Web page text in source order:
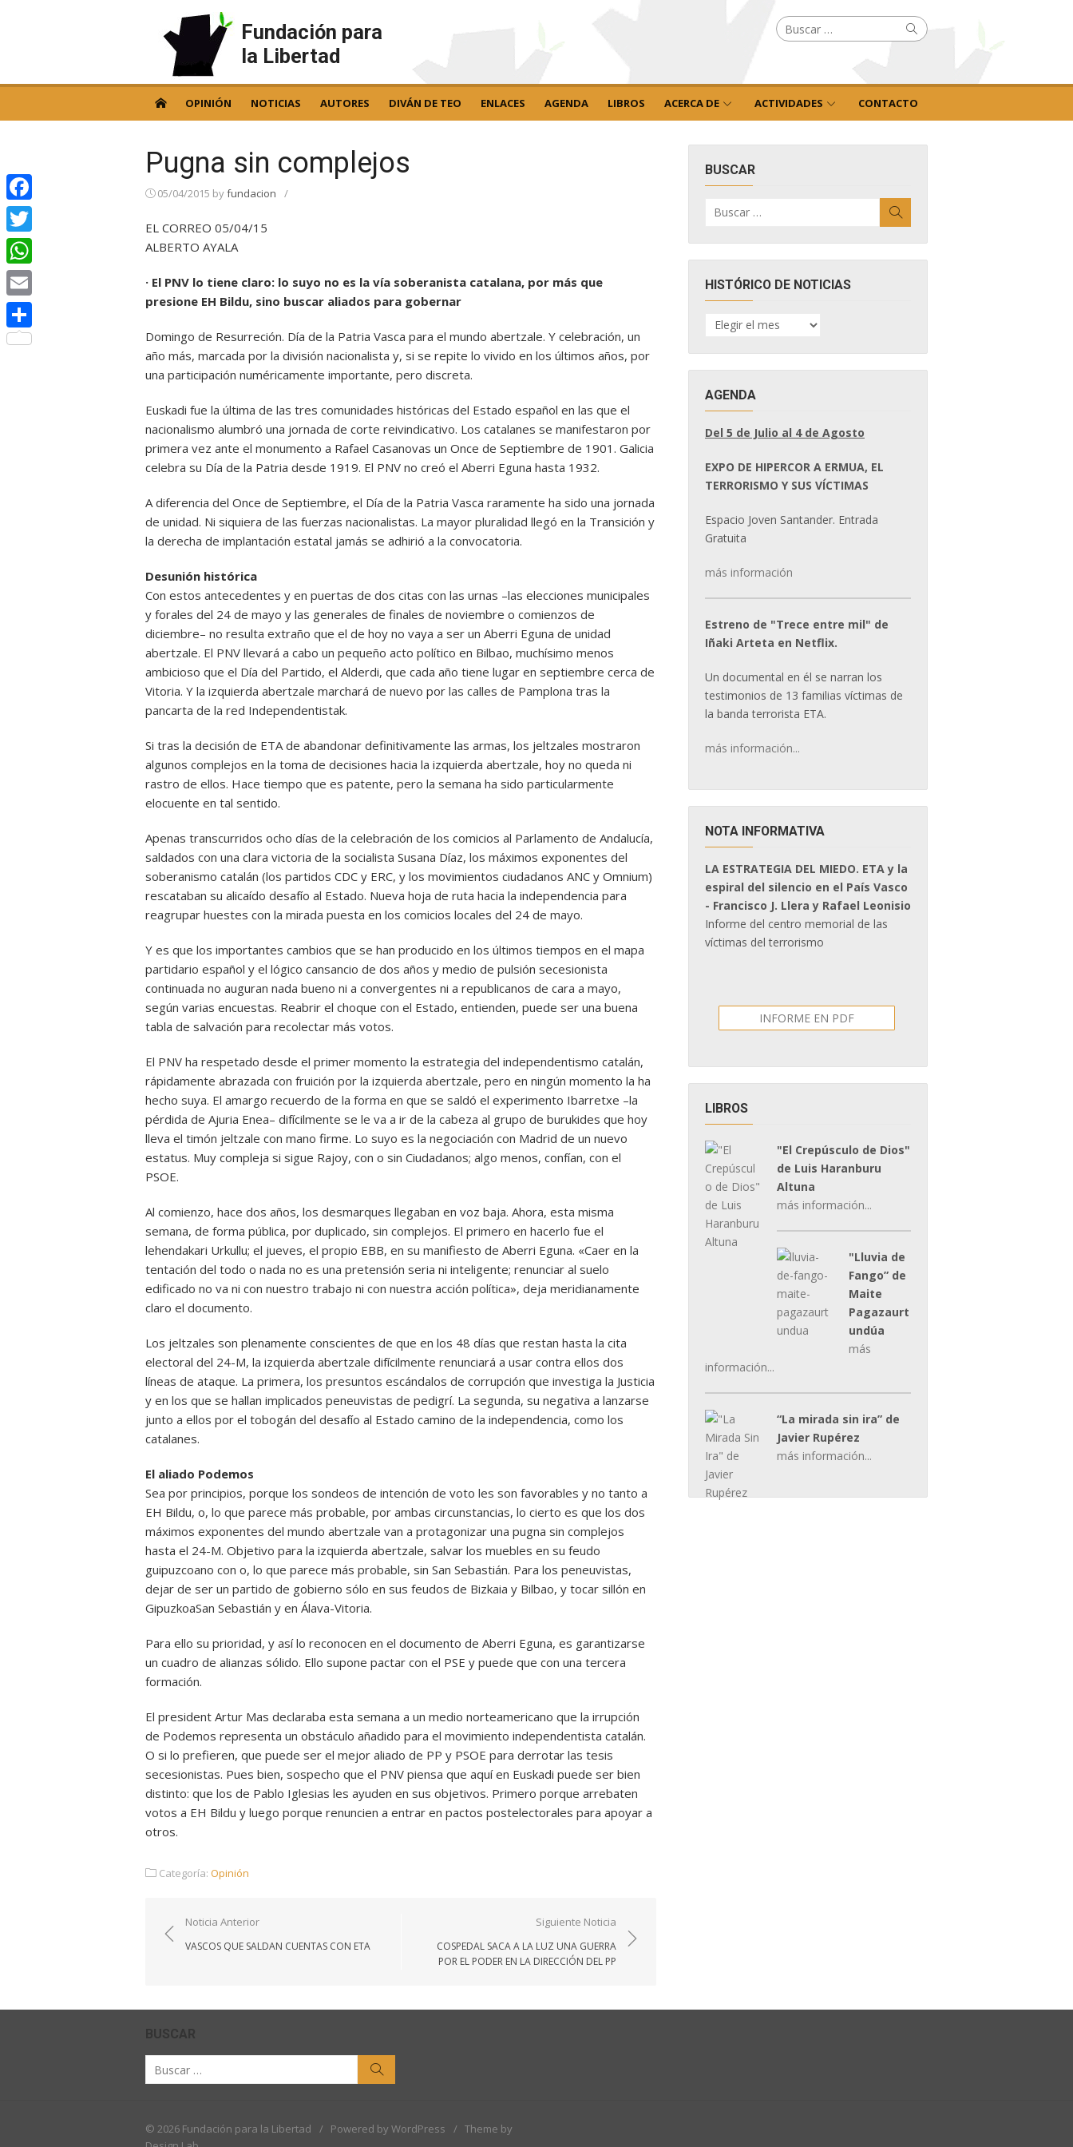
Fundación para
la Libertad
Buscar
por: Buscar
OPINIÓN NOTICIAS AUTORES DIVÁN DE TEO ENLACES AGENDA LIBROS ACERCA DE ACTIVIDADES CONTACTO
Pugna sin complejos
05/04/2015 byfundacion /
EL CORREO 05/04/15
ALBERTO AYALA
· El PNV lo tiene claro: lo suyo no es la vía soberanista catalana, por más que
presione EH Bildu, sino buscar aliados para gobernar
Domingo de Resurreción. Día de la Patria Vasca para el mundo abertzale. Y celebración, un
año más, marcada por la división nacionalista y, si se repite lo vivido en los últimos años, por
una participación numéricamente importante, pero discreta.
Euskadi fue la última de las tres comunidades históricas del Estado español en las que el
nacionalismo alumbró una jornada de corte reivindicativo. Los catalanes se manifestaron por
primera vez ante el monumento a Rafael Casanovas un Once de Septiembre de 1901. Galicia
celebra su Día de la Patria desde 1919. El PNV no creó el Aberri Eguna hasta 1932.
A diferencia del Once de Septiembre, el Día de la Patria Vasca raramente ha sido una jornada
de unidad. Ni siquiera de las fuerzas nacionalistas. La mayor pluralidad llegó en la Transición y
la derecha de implantación estatal jamás se adhirió a la convocatoria.
Desunión histórica
Con estos antecedentes y en puertas de dos citas con las urnas –las elecciones municipales
y forales del 24 de mayo y las generales de finales de noviembre o comienzos de
diciembre– no resulta extraño que el de hoy no vaya a ser un Aberri Eguna de unidad
abertzale. El PNV llevará a cabo un pequeño acto político en Bilbao, muchísimo menos
ambicioso que el Día del Partido, el Alderdi, que cada año tiene lugar en septiembre cerca de
Vitoria. Y la izquierda abertzale marchará de nuevo por las calles de Pamplona tras la
pancarta de la red Independentistak.
Si tras la decisión de ETA de abandonar definitivamente las armas, los jeltzales mostraron
algunos complejos en la toma de decisiones hacia la izquierda abertzale, hoy no queda ni
rastro de ellos. Hace tiempo que es patente, pero la semana ha sido particularmente
elocuente en tal sentido.
Apenas transcurridos ocho días de la celebración de los comicios al Parlamento de Andalucía,
saldados con una clara victoria de la socialista Susana Díaz, los máximos exponentes del
soberanismo catalán (los partidos CDC y ERC, y los movimientos ciudadanos ANC y Omnium)
rescataban su alicaído desafío al Estado. Nueva hoja de ruta hacia la independencia para
reagrupar huestes con la mirada puesta en los comicios locales del 24 de mayo.
Y es que los importantes cambios que se han producido en los últimos tiempos en el mapa
partidario español y el lógico cansancio de dos años y medio de pulsión secesionista
continuada no auguran nada bueno ni a convergentes ni a republicanos de cara a mayo,
según varias encuestas. Reabrir el choque con el Estado, entienden, puede ser una buena
tabla de salvación para recolectar más votos.
El PNV ha respetado desde el primer momento la estrategia del independentismo catalán,
rápidamente abrazada con fruición por la izquierda abertzale, pero en ningún momento la ha
hecho suya. El amargo recuerdo de la forma en que se saldó el experimento Ibarretxe –la
pérdida de Ajuria Enea– difícilmente se le va a ir de la cabeza al grupo de burukides que hoy
lleva el timón jeltzale con mano firme. Lo suyo es la negociación con Madrid de un nuevo
estatus. Muy compleja si sigue Rajoy, con o sin Ciudadanos; algo menos, confían, con el
PSOE.
Al comienzo, hace dos años, los desmarques llegaban en voz baja. Ahora, esta misma
semana, de forma pública, por duplicado, sin complejos. El primero en hacerlo fue el
lehendakari Urkullu; el jueves, el propio EBB, en su manifiesto de Aberri Eguna. «Caer en la
tentación del todo o nada no es una pretensión seria ni inteligente; renunciar al suelo
edificado no va ni con nuestro trabajo ni con nuestra acción política», deja meridianamente
claro el documento.
Los jeltzales son plenamente conscientes de que en los 48 días que restan hasta la cita
electoral del 24-M, la izquierda abertzale difícilmente renunciará a usar contra ellos dos
líneas de ataque. La primera, los presuntos escándalos de corrupción que investiga la Justicia
y en los que se hallan implicados peneuvistas de pedigrí. La segunda, su negativa a lanzarse
junto a ellos por el tobogán del desafío al Estado camino de la independencia, como los
catalanes.
El aliado Podemos
Sea por principios, porque los sondeos de intención de voto les son favorables y no tanto a
EH Bildu, o, lo que parece más probable, por ambas circunstancias, lo cierto es que los dos
máximos exponentes del mundo abertzale van a protagonizar una pugna sin complejos
hasta el 24-M. Objetivo para la izquierda abertzale, salvar los muebles en su feudo
guipuzcoano con o, lo que parece más probable, sin San Sebastián. Para los peneuvistas,
dejar de ser un partido de gobierno sólo en sus feudos de Bizkaia y Bilbao, y tocar sillón en
GipuzkoaSan Sebastián y en Álava-Vitoria.
Para ello su prioridad, y así lo reconocen en el documento de Aberri Eguna, es garantizarse
un cuadro de alianzas sólido. Ello supone pactar con el PSE y puede que con una tercera
formación.
El president Artur Mas declaraba esta semana a un medio norteamericano que la irrupción
de Podemos representa un obstáculo añadido para el movimiento independentista catalán.
O si lo prefieren, que puede ser el mejor aliado de PP y PSOE para derrotar las tesis
secesionistas. Pues bien, sospecho que el PNV piensa que aquí en Euskadi puede ser bien
distinto: que los de Pablo Iglesias les ayuden en sus objetivos. Primero porque arrebaten
votos a EH Bildu y luego porque renuncien a entrar en pactos postelectorales para apoyar a
otros.
Categoría: Opinión
Navegación
de
Noticia Anterior
VASCOS QUE SALDAN CUENTAS CON ETA
Siguiente Noticia
COSPEDAL SACA A LA LUZ UNA GUERRA
POR EL PODER EN LA DIRECCIÓN DEL PP
BUSCAR
por:
HISTÓRICO DE NOTICIAS
HISTÓRICO
DE
AGENDA
Del 5 de Julio al 4 de Agosto
EXPO DE HIPERCOR A ERMUA, EL
TERRORISMO Y SUS VÍCTIMAS
Espacio Joven Santander. Entrada
Gratuita
más información
Estreno de "Trece entre mil" de
Iñaki Arteta en Netflix.
Un documental en él se narran los
testimonios de 13 familias víctimas de
la banda terrorista ETA.
más información...
NOTA INFORMATIVA
LA ESTRATEGIA DEL MIEDO. ETA y la
espiral del silencio en el País Vasco
- Francisco J. Llera y Rafael Leonisio
Informe del centro memorial de las
víctimas del terrorismo
INFORME EN PDF
LIBROS
"El Crepúsculo de Dios"
de Luis Haranburu
Altuna
más información...
"Lluvia de
Fango” de
Maite
Pagazaurt
undúa
más
información...
“La mirada sin ira” de
Javier Rupérez
más información...
BUSCAR
Buscar
por:
© 2026 Fundación para la Libertad / Powered by WordPress / Theme by
Facebook
Twitter
WhatsApp
Email
Compartir